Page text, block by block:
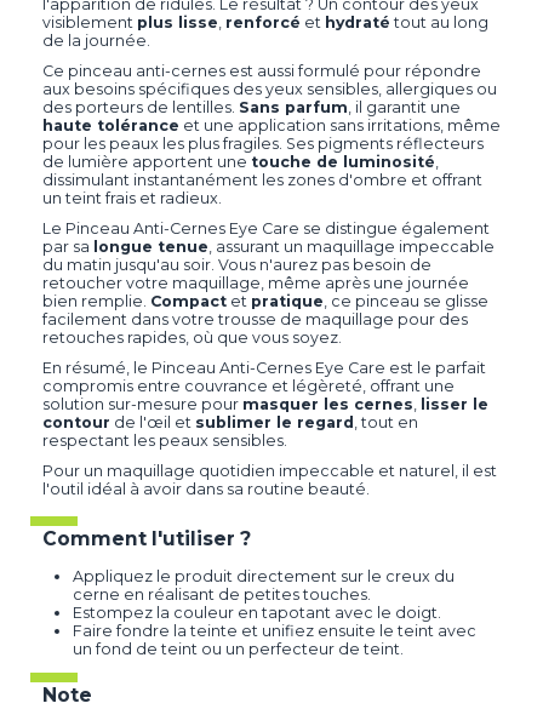
l'apparition de ridules. Le résultat ? Un contour des yeux
visiblement plus lisse renforcé et hydraté tout au long
de la journée.
Ce pinceau anti-cernes est aussi formulé pour répondre
aux besoins spécifiques des yeux sensibles, allergiques ou
des porteurs de lentilles. Sans parfum , il garantit une
haute tolérance et une application sans irritations, même
pour les peaux les plus fragiles. Ses pigments réflecteurs
de lumière apportent une touche de luminosité
dissimulant instantanément les zones d'ombre et offrant
un teint frais et radieux.
Le Pinceau Anti-Cernes Eye Care se distingue également
par sa longue tenue , assurant un maquillage impeccable
du matin jusqu'au soir. Vous n'aurez pas besoin de
retoucher votre maquillage, même après une journée
bien remplie. Compact et pratique , ce pinceau se glisse
facilement dans votre trousse de maquillage pour des
retouches rapides, où que vous soyez.
En résumé, le Pinceau Anti-Cernes Eye Care est le parfait
compromis entre couvrance et légèreté, offrant une
solution sur-mesure pour masquer les cernes
lisser le
contour de l'œil et sublimer le regard , tout en
respectant les peaux sensibles.
Pour un maquillage quotidien impeccable et naturel, il est
l'outil idéal à avoir dans sa routine beauté.
Comment l'utiliser ?
Appliquez le produit directement sur le creux du
cerne en réalisant de petites touches.
Estompez la couleur en tapotant avec le doigt.
Faire fondre la teinte et unifiez ensuite le teint avec
un fond de teint ou un perfecteur de teint.
Note